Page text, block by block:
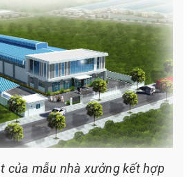
của mẫu nhà xưởng kết hợp